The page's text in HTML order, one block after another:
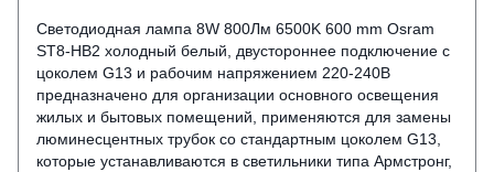
Светодиодная лампа 8W 800Лм 6500K 600 mm Osram
ST8-HB2 холодный белый, двустороннее подключение с
цоколем G13 и рабочим напряжением 220-240В
предназначено для организации основного освещения
жилых и бытовых помещений, применяются для замены
люминесцентных трубок со стандартным цоколем G13,
которые устанавливаются в светильники типа Армстронг,